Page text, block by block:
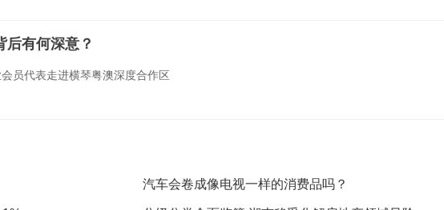
后有何深意？
员代表走进横琴粤澳深度合作区
汽车会卷成像电视一样的消费品吗？